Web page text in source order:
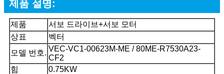
제품 설명:
제품
서보 드라이브+서보 모터
상표
벡터
모델 번호. VEC-VC1-00623M-ME / 80ME-R7530A23-
CF2
힘
0.75KW